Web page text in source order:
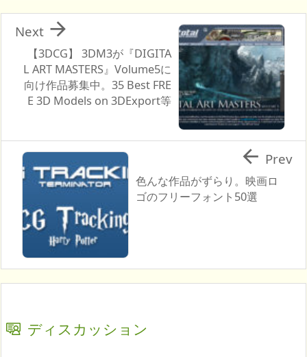
【3DCG】 3DM3が『DIGITA
L ART MASTERS』Volume5に
向け作品募集中。35 Best FRE
E 3D Models on 3DExport等

Next
色んな作品がずらり。映画ロ
ゴのフリーフォント50選
 Prev
ディスカッション